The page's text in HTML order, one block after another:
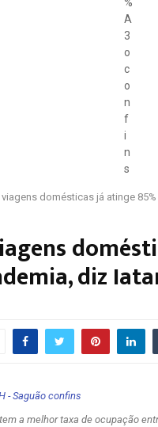
domésticas já atinge
diz
a melhor taxa de ocupação